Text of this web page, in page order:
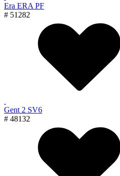
Era ERA PF
# 51282
Gent 2 SV6
# 48132